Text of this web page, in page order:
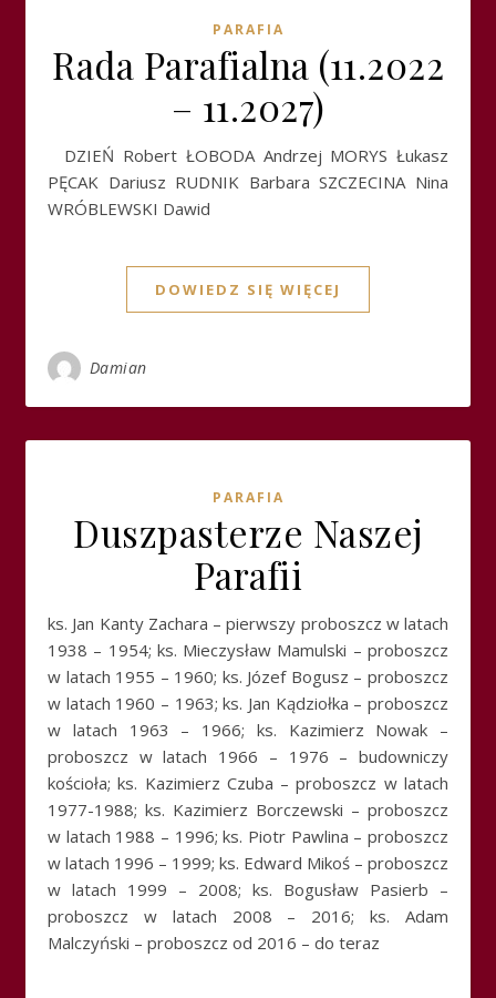
PARAFIA
Rada Parafialna (11.2022
– 11.2027)
DZIEŃ Robert ŁOBODA Andrzej MORYS Łukasz
PĘCAK Dariusz RUDNIK Barbara SZCZECINA Nina
WRÓBLEWSKI Dawid
DOWIEDZ SIĘ WIĘCEJ
Damian
PARAFIA
Duszpasterze Naszej
Parafii
ks. Jan Kanty Zachara – pierwszy proboszcz w latach
1938 – 1954; ks. Mieczysław Mamulski – proboszcz
w latach 1955 – 1960; ks. Józef Bogusz – proboszcz
w latach 1960 – 1963; ks. Jan Kądziołka – proboszcz
w latach 1963 – 1966; ks. Kazimierz Nowak –
proboszcz w latach 1966 – 1976 – budowniczy
kościoła; ks. Kazimierz Czuba – proboszcz w latach
1977-1988; ks. Kazimierz Borczewski – proboszcz
w latach 1988 – 1996; ks. Piotr Pawlina – proboszcz
w latach 1996 – 1999; ks. Edward Mikoś – proboszcz
w latach 1999 – 2008; ks. Bogusław Pasierb –
proboszcz w latach 2008 – 2016; ks. Adam
Malczyński – proboszcz od 2016 – do teraz